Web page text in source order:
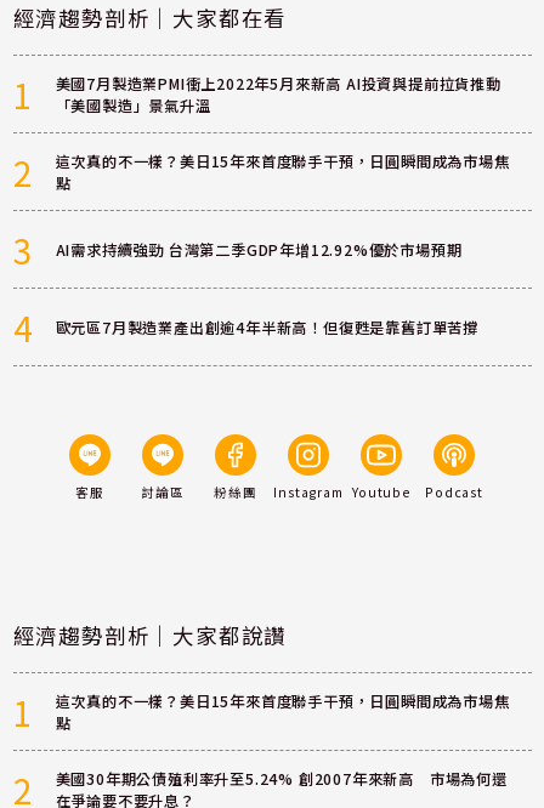
經濟趨勢剖析｜大家都在看
1
美國7月製造業PMI衝上2022年5月來新高 AI投資與提前拉貨推動
「美國製造」景氣升溫
2
這次真的不一樣？美日15年來首度聯手干預，日圓瞬間成為市場焦
點
3 AI需求持續強勁 台灣第二季GDP年增12.92%優於市場預期
4 歐元區7月製造業產出創逾4年半新高！但復甦是靠舊訂單苦撐
客服 討論區 粉絲團 Instagram Youtube Podcast
經濟趨勢剖析｜大家都說讚
1
這次真的不一樣？美日15年來首度聯手干預，日圓瞬間成為市場焦
點
2
美國30年期公債殖利率升至5.24% 創2007年來新高 市場為何還
在爭論要不要升息？